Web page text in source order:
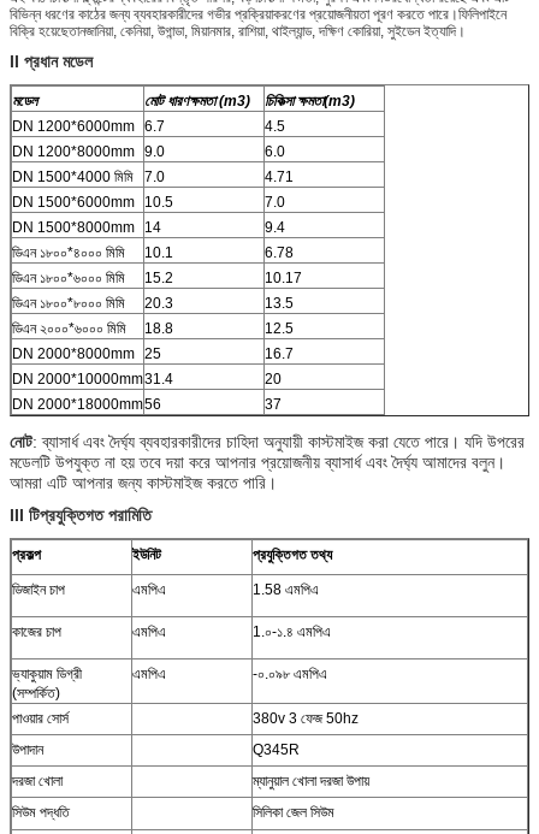
বিভিন্ন ধরণের কাঠের জন্য ব্যবহারকারীদের গভীর প্রক্রিয়াকরণের প্রয়োজনীয়তা পূরণ করতে পারে।ফিলিপাইনে
বিক্রি হয়েছেতানজানিয়া, কেনিয়া, উগান্ডা, মিয়ানমার, রাশিয়া, থাইল্যান্ড, দক্ষিণ কোরিয়া, সুইডেন ইত্যাদি।
II প্রধান মডেল
মডেল মোট ধারণক্ষমতা (m3) চিকিত্সা ক্ষমতা(m3)
DN 1200*6000mm 6.7
4.5
DN 1200*8000mm 9.0
6.0
DN 1500*4000 মিমি
7.0
4.71
DN 1500*6000mm
10.5
7.0
DN 1500*8000mm
14
9.4
ডিএন ১৮০০*৪০০০ মিমি
10.1
6.78
ডিএন ১৮০০*৬০০০ মিমি
15.2
10.17
ডিএন ১৮০০*৮০০০ মিমি
20.3
13.5
ডিএন ২০০০*৬০০০ মিমি
18.8
12.5
DN 2000*8000mm 25
16.7
DN 2000*10000mm31.4
20
DN 2000*18000mm56 37
নোট: ব্যাসার্ধ এবং দৈর্ঘ্য ব্যবহারকারীদের চাহিদা অনুযায়ী কাস্টমাইজ করা যেতে পারে। যদি উপরের
মডেলটি উপযুক্ত না হয় তবে দয়া করে আপনার প্রয়োজনীয় ব্যাসার্ধ এবং দৈর্ঘ্য আমাদের বলুন।
আমরা এটি আপনার জন্য কাস্টমাইজ করতে পারি।
III টিপ্রযুক্তিগত পরামিতি
প্রকল্প ইউনিট প্রযুক্তিগত তথ্য
ডিজাইন চাপ এমপিএ 1.58 এমপিএ
কাজের চাপ এমপিএ 1.০-১.৪ এমপিএ
ভ্যাকুয়াম ডিগ্রী
(সম্পর্কিত)
এমপিএ -০.০৯৮ এমপিএ
পাওয়ার সোর্স
380v 3 ফেজ 50hz
উপাদান
Q345R
দরজা খোলা
ম্যানুয়াল খোলা দরজা উপায়
সিউম পদ্ধতি
সিলিকা জেল সিউম